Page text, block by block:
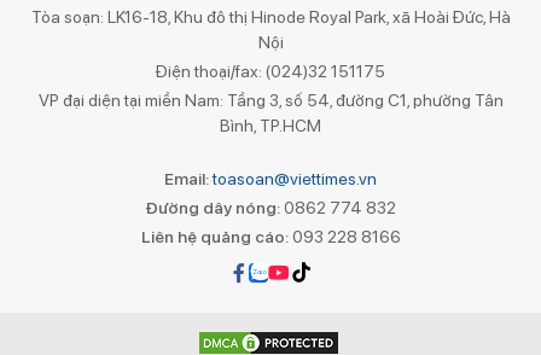
Tòa soạn: LK16-18, Khu đô thị Hinode Royal Park, xã Hoài Đức, Hà
Nội
Điện thoại/fax: (024)32 151175
VP đại diện tại miền Nam: Tầng 3, số 54, đường C1, phường Tân
Bình, TP.HCM
Email:toasoan@viettimes.vn
Đường dây nóng: 0862 774 832
Liên hệ quảng cáo:093 228 8166